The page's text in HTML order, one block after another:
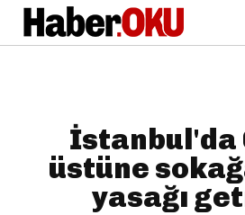
İstanbul'da
üstüne
yasağı